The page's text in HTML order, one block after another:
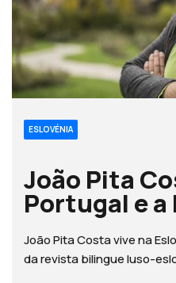
ESLOVÉNIA
João Pita
Portugal e a
João Pita Costa vive na
da revista bilingue luso-